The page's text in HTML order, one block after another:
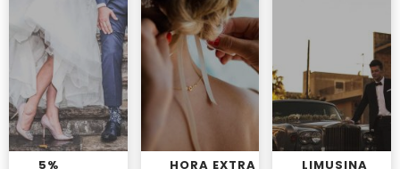
5%
HORA EXTRA
LIMUSINA